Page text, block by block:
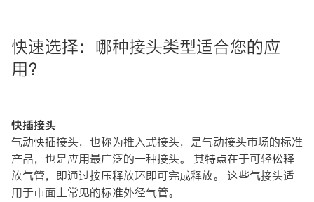
快速选择：哪种接头类型适合您的应
用？
快插接头
气动快插接头，也称为推入式接头，是气动接头市场的标准
产品，也是应用最广泛的一种接头。 其特点在于可轻松释
放气管，即通过按压释放环即可完成释放。 这些气接头适
用于市面上常见的标准外径气管。